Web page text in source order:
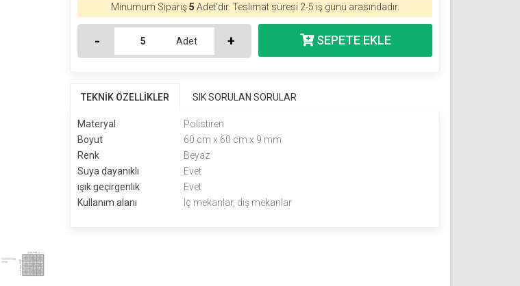
Minumum Sipariş5 Adet'dir. Teslimat süresi 2-5 iş günü arasındadır.
- Adet +
TEKNİK ÖZELLİKLER SIK SORULAN SORULAR
Materyal
Polistiren
Boyut
60 cm x 60 cm x 9 mm
Renk
Beyaz
Suya dayanıklı
Evet
ışık geçirgenlik
Evet
Kullanım alanı
Iç mekanlar, dış mekanlar